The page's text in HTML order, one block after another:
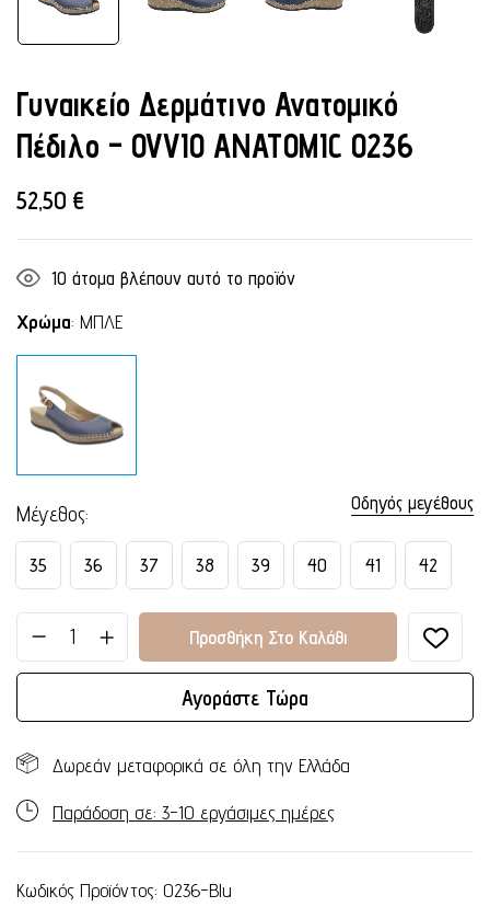
Γυναικείο Δερμάτινο Ανατομικό
Πέδιλο – OVVIO ANATOMIC 0236
52,50 €
10 άτομα βλέπουν αυτό το προϊόν
Χρώμα: ΜΠΛΕ
Οδηγός μεγέθους
Μέγεθος
35 36 37 38 39 40 41 42
Προσθήκη Στο Καλάθι
Αγοράστε Τώρα
Δωρεάν μεταφορικά σε όλη την Ελλάδα
Παράδοση σε: 3-10 εργάσιμες ημέρες
Κωδικός Προϊόντος: 0236-Blu